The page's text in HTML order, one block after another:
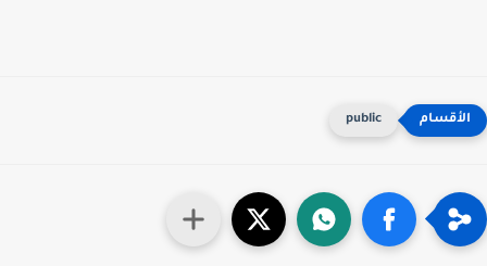
public